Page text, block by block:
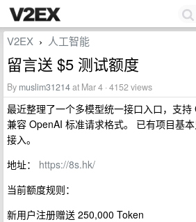
V2EX › 人工智能
留言送 $5 测试额度
By muslim31214at Mar 4 · 4152 views
最近整理了一个多模型统一接口入口，支持
兼容 OpenAI 标准请求格式。 已有项目基
接入。
地址： https://8s.hk/
当前额度规则：
新用户注册赠送 250,000 Token